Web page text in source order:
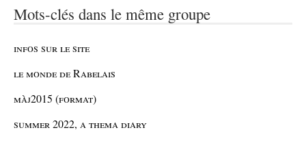
Mots-clés dans le même groupe
infos sur le site
le monde de Rabelais
màj2015 (format)
summer 2022, a thema diary